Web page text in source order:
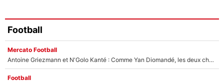
Football
Mercato Football
Antoine Griezmann et N'Golo Kanté : Comme Yan Diomandé, les deux champions du monde ont refusé de signer au PSG !
Football